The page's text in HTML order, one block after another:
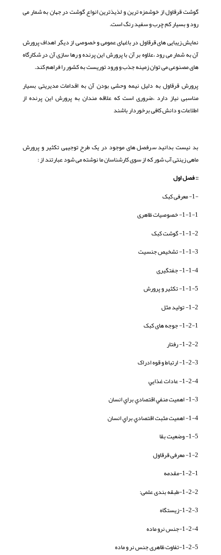
گوشت قرقاول از خوشمزه ترین و لذیذترین انواع گوشت در جهان به شمار می
رود و بسیار كم چرب و سفید رنگ است.
نمایش زیبایی های قرقاول در باغهای عمومی و خصوصی از دیگر اهداف پرورش
آن به شمار می رود ،علاوه بر آن با پرورش این پرنده و رها سازی آن در شكارگاه
های مصنوعی می توان زمینه جذب و ورود توریست به كشور را فراهم كند.
پرورش قرقاول به دلیل نیمه وحشی بودن آن به اقدامات مدیریتی بسیار
مناسبی نیاز دارد ،ضروری است كه علاقه مندان به پرورش این پرنده از
اطلاعات و دانش كافی برخوردار باشند
بد نیست بدانید سرفصل های موجود در یک طرح توجیهی تکثیر و پرورش
ماهی زینتی آب شور که از سوی کارشناسان ما نوشته می شود عبارتند از :
:: فصل اول
-1- معرفی کبک
1-1-1- خصوصیات ظاهری
1-1-2- گوشت کبک
1-1-3- تشخیص جنسیت
1-1-4- جفتگیری
1-1-5- تکثیر و پرورش
1-2- توليد مثل
1-2-1- جوجه های کبک
1-2-2- رفتار
1-2-3- ارتباط و قوه ادراک
1-2-4- عادات غذايي
1-3- اهميت منفي اقتصادي براي انسان
1-4- اهميت مثبت اقتصادي براي انسان
1-5- وضعيت بقا
1-2- معرفی قرقاول
1-2-1-مقدمه
1-2-2-طبقه بندی علمی:
1-2-3-زیستگاه
1-2-4-جنس نرو ماده
1-2-5-تفاوت ظاهری جنس نر و ماده